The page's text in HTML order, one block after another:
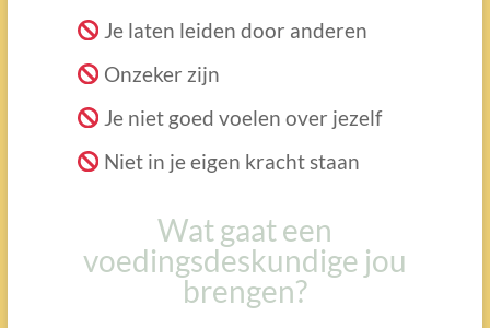
Je laten leiden door anderen
Onzeker zijn
Je niet goed voelen over jezelf
Niet in je eigen kracht staan
Wat gaat een
voedingsdeskundige jou
brengen?